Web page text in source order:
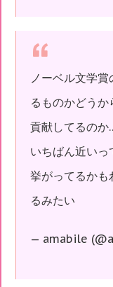
ノーベル文学
るものかどう
貢献してるの
いちばん近い
挙がってるか
るみたい
— amabile